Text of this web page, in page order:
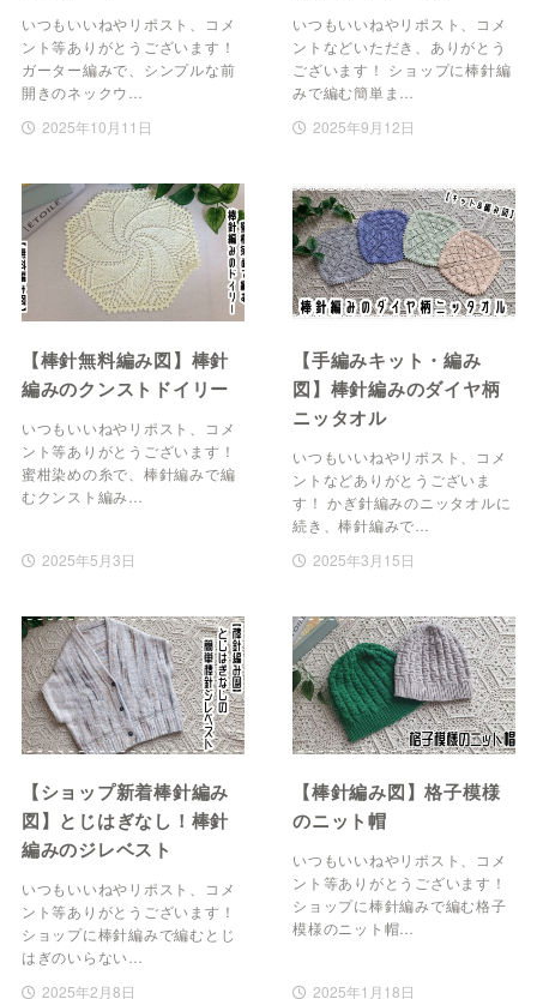
いつもいいねやリポスト、コメ
ント等ありがとうございます！
ガーター編みで、シンプルな前
開きのネックウ…
2025年10月11日
いつもいいねやリポスト、コメ
ントなどいただき、ありがとう
ございます！ ショップに棒針編
みで編む簡単ま…
2025年9月12日
【棒針無料編み図】棒針
編みのクンストドイリー
いつもいいねやリポスト、コメ
ント等ありがとうございます！
蜜柑染めの糸で、棒針編みで編
むクンスト編み…
2025年5月3日
【手編みキット・編み
図】棒針編みのダイヤ柄
ニッタオル
いつもいいねやリポスト、コメ
ントなどありがとうございま
す！ かぎ針編みのニッタオルに
続き、棒針編みで…
2025年3月15日
【ショップ新着棒針編み
図】とじはぎなし！棒針
編みのジレベスト
いつもいいねやリポスト、コメ
ント等ありがとうございます！
ショップに棒針編みで編むとじ
はぎのいらない…
2025年2月8日
【棒針編み図】格子模様
のニット帽
いつもいいねやリポスト、コメ
ント等ありがとうございます！
ショップに棒針編みで編む格子
模様のニット帽…
2025年1月18日